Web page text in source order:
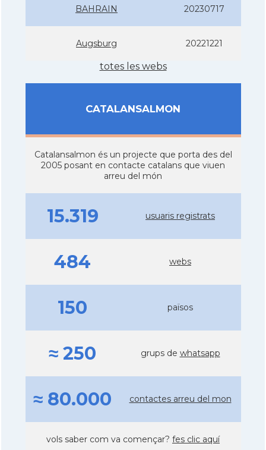
BAHRAIN 20230717
Augsburg 20221221
totes les webs
CATALANSALMON
Catalansalmon és un projecte que porta des del
2005 posant en contacte catalans que viuen
arreu del món
15.319 usuaris registrats
484 webs
150 països
≈ 250 grups de whatsapp
≈ 80.000 contactes arreu del mon
vols saber com va començar? fes clic aquí